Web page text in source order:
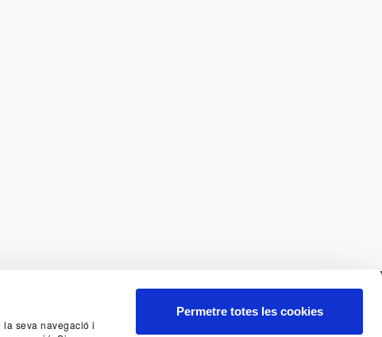
seva navegació i
Permetre totes les cookies